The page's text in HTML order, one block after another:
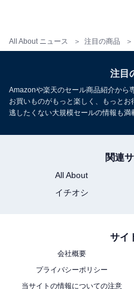
All About ニュース 注目の商品
BOSE「SoundLink Max」
Bose SoundLink Max
Bluetooth ポータブル スピ
20時間連続再生 USB-C 3.5
BOSE「SoundLink Flex (
注目
Amazonや楽天のセール商品紹介から
お買いものがもっと楽しく、もっと
逃したくない大規模セールの情報も満
関連
All About
イチオシ
サイ
会社概要
プライバシーポリシー
当サイトの情報についての注意